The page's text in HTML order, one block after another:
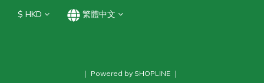
$ HKD 繁體中文
｜ Powered by SHOPLINE ｜